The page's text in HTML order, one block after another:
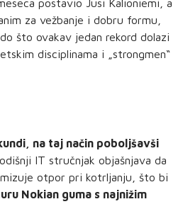
postavio Jusi Kalioniemi, a
za vežbanje i dobru formu,
što ovakav jedan rekord dolazi
disciplinama i „strongmen“
na taj način poboljšavši
IT stručnjak objašnjava da
otpor pri kotrljanju, što bi
Nokian guma s najnižim